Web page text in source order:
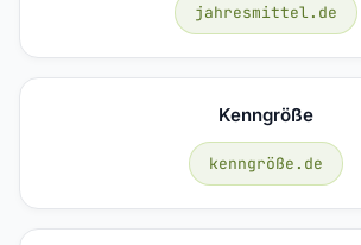
jahresmittel.de
Kenngröße
kenngröße.de